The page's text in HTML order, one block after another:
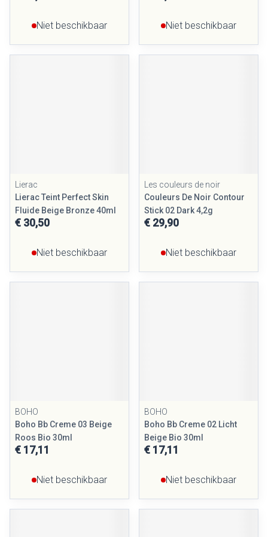
Niet beschikbaar Niet beschikbaar
Lierac
Lierac Teint Perfect Skin
Fluide Beige Bronze 40ml
€ 30,50
Niet beschikbaar
Les couleurs de noir
Couleurs De Noir Contour
Stick 02 Dark 4,2g
€ 29,90
Niet beschikbaar
BOHO
Boho Bb Creme 03 Beige
Roos Bio 30ml
€ 17,11
Niet beschikbaar
BOHO
Boho Bb Creme 02 Licht
Beige Bio 30ml
€ 17,11
Niet beschikbaar